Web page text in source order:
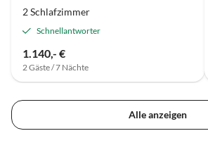
2 Schlafzimmer
Schnellantworter
1.140,- €
2 Gäste / 7 Nächte
Alle anzeigen